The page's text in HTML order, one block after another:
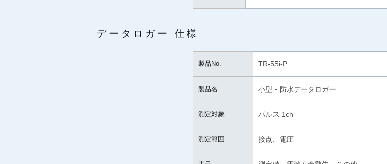
データロガー 仕様
製品No. TR-55i-P
製品名 小型・防水データロガー
測定対象 パルス 1ch
測定範囲 接点、電圧